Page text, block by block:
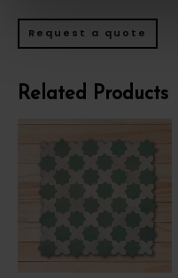
Request a quote
Related Products